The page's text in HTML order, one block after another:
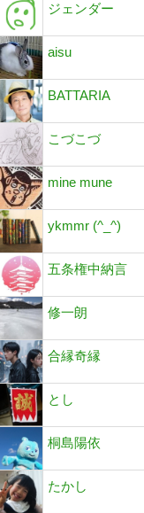
ジェンダー
aisu
BATTARIA
こづこづ
mine mune
ykmmr (^_^)
五条権中納言
修一朗
合縁奇縁
とし
桐島陽依
たかし